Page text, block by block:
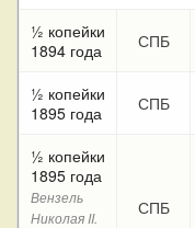
½ копейки
1894 года
СПБ
½ копейки
1895 года
СПБ
½ копейки
1895 года
Вензель
Николая II.
СПБ